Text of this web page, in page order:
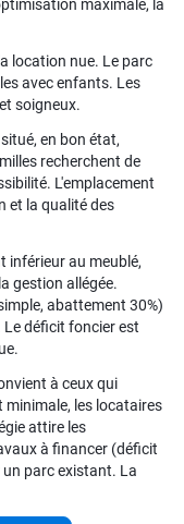
maximale, la
location nue. Le parc
avec enfants. Les
soigneux.
en bon état,
recherchent de
L'emplacement
et la qualité des
inférieur au meublé,
gestion allégée.
abattement 30%)
déficit foncier est
à ceux qui
minimale, les locataires
attire les
à financer (déficit
parc existant. La